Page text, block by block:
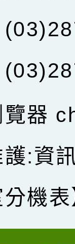
覽器
:資
分機表